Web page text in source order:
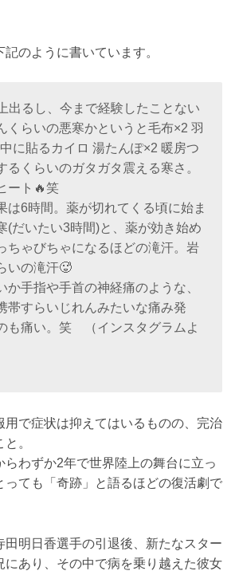
のように書いています。
出るし、今まで経験したことない
くらいの悪寒かというと毛布×2 羽
に貼るカイロ 湯たんぽ×2 暖房つ
るくらいのガタガタ震える寒さ。
ート🔥笑
は6時間。薬が切れてくる頃に始ま
(だいたい3時間)と、薬が効き始め
ちゃびちゃになるほどの滝汗。岩
いの滝汗🥵
か手指や手首の神経痛のような、
帯すらいじれんみたいな痛み発
も痛い。笑 （インスタグラムよ
用で症状は抑えてはいるものの、完治
。
らわずか2年で世界陸上の舞台に立っ
っても「奇跡」と語るほどの復活劇で
田明日香選手の引退後、新たなスター
にあり、その中で病を乗り越えた彼女